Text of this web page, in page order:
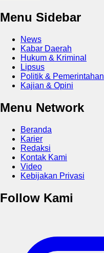
Menu Sidebar
News
Kabar Daerah
Hukum & Kriminal
Lipsus
Politik & Pemerintahan
Kajian & Opini
Menu Network
Beranda
Karier
Redaksi
Kontak Kami
Video
Kebijakan Privasi
Follow Kami